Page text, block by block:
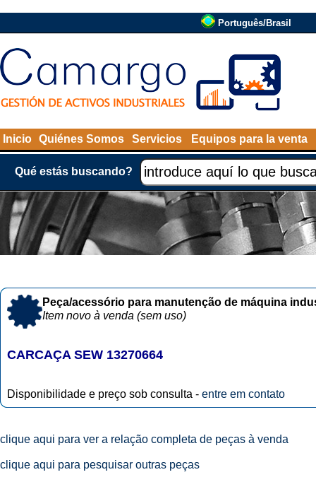
Português/Brasil
Inicio Quiénes Somos Servicios Equipos para la venta
Qué estás buscando?
Peça/acessório para manutenção de máquina
Item novo à venda (sem uso)
CARCAÇA SEW 13270664
Disponibilidade e preço sob consulta - entre em contato
clique aqui para ver a relação completa de peças à venda
clique aqui para pesquisar outras peças